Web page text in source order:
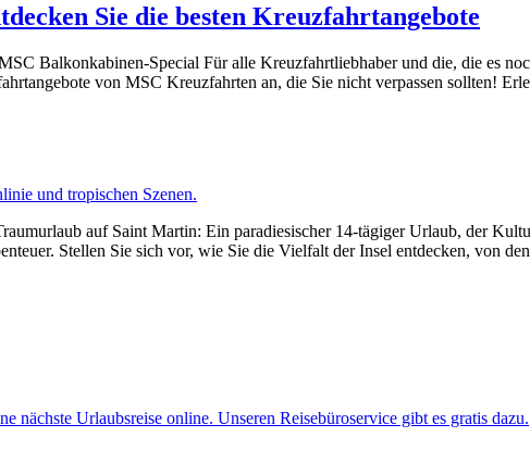
Sie die besten Kreuzfahrtangebote
Balkonkabinen-Special Für alle Kreuzfahrtliebhaber und die, die es
von MSC Kreuzfahrten an, die Sie nicht verpassen sollten!
auf Saint Martin: Ein paradiesischer 14-tägiger Urlaub, der
Stellen Sie sich vor, wie Sie die Vielfalt der Insel entdecken, von
nächste Urlaubsreise online. Unseren Reisebüroservice gibt es gratis dazu.